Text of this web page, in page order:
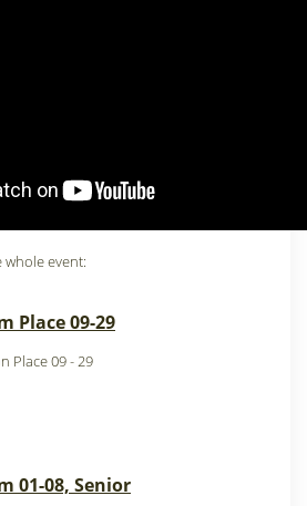
whole event:
Place 09-29
Place 09 - 29
01-08, Senior